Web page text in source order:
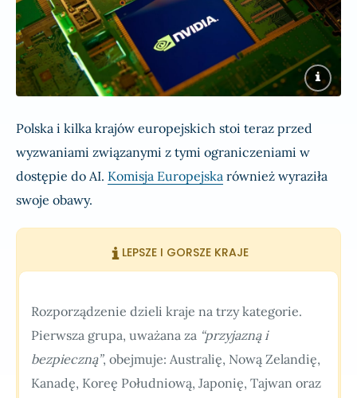
Polska i kilka krajów europejskich stoi teraz przed
wyzwaniami związanymi z tymi ograniczeniami w
dostępie do AI. Komisja Europejska również wyraziła
swoje obawy.
LEPSZE I GORSZE KRAJE
Rozporządzenie dzieli kraje na trzy kategorie.
Pierwsza grupa, uważana za “przyjazną i
bezpieczną”, obejmuje: Australię, Nową Zelandię,
Kanadę, Koreę Południową, Japonię, Tajwan oraz